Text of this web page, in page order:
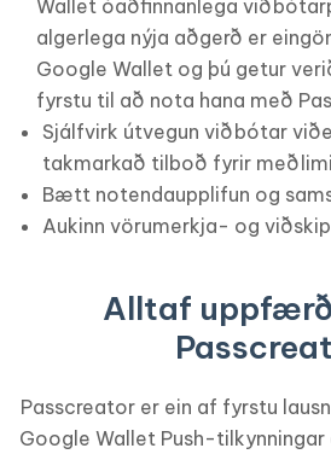
Wallet óaðfinnanlega
algerlega nýja aðgerð er
Google Wallet og þú getur
fyrstu til að nota hana með
Sjálfvirk útvegun viðbótar
takmarkað tilboð fyrir
Bætt notendaupplifun og
Aukinn vörumerkja- og
Alltaf
Passcreator er ein af fyrstu
Google Wallet Push-